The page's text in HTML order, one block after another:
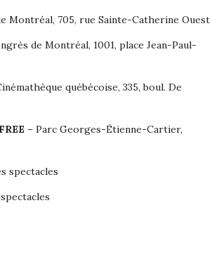
Montréal, 705, rue Sainte-Catherine Ouest
de Montréal, 1001, place Jean-Paul-
québécoise, 335, boul. De
FREE – Parc Georges-Étienne-Cartier,
spectacles